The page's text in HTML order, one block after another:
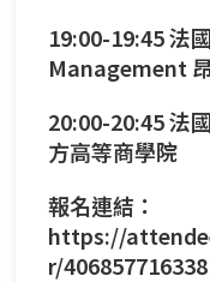
19:00-19:45 法
Management
20:00-20:45 法
方高等商學院
報名連結：
https://
r/